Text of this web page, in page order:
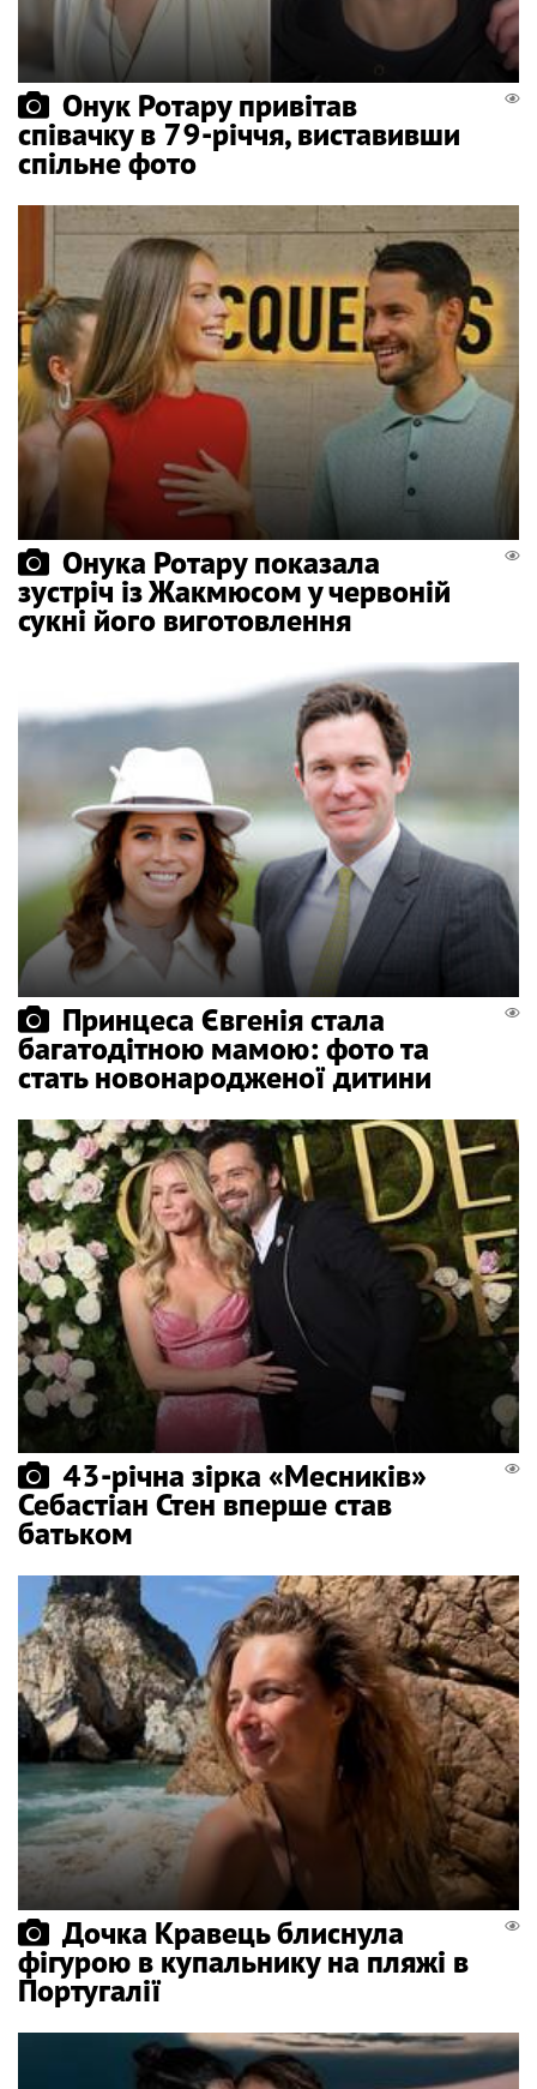
Онук Ротару привітав
співачку в 79-річчя, виставивши
спільне фото
Онука Ротару показала
зустріч із Жакмюсом у червоній
сукні його виготовлення
Принцеса Євгенія стала
багатодітною мамою: фото та
стать новонародженої дитини
43-річна зірка «Месників»
Себастіан Стен вперше став
батьком
Дочка Кравець блиснула
фігурою в купальнику на пляжі в
Португалії